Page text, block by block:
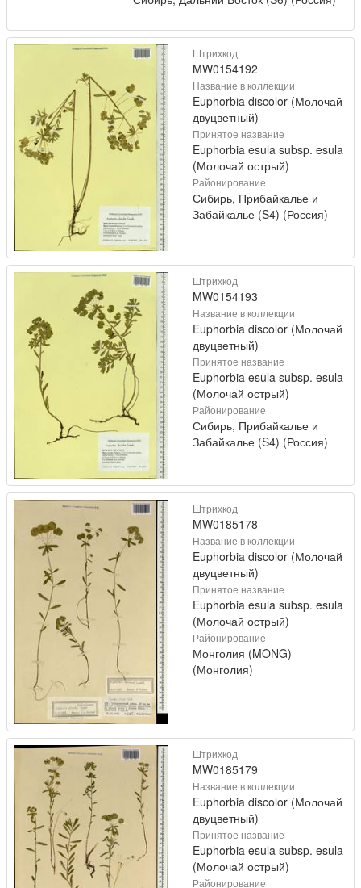
Штрихкод
MW0154192
Название в коллекции
Euphorbia discolor (Молочай
двуцветный)
Принятое название
Euphorbia esula subsp. esula
(Молочай острый)
Районирование
Сибирь, Прибайкалье и
Забайкалье (S4) (Россия)
Штрихкод
MW0154193
Название в коллекции
Euphorbia discolor (Молочай
двуцветный)
Принятое название
Euphorbia esula subsp. esula
(Молочай острый)
Районирование
Сибирь, Прибайкалье и
Забайкалье (S4) (Россия)
Штрихкод
MW0185178
Название в коллекции
Euphorbia discolor (Молочай
двуцветный)
Принятое название
Euphorbia esula subsp. esula
(Молочай острый)
Районирование
Монголия (MONG)
(Монголия)
Штрихкод
MW0185179
Название в коллекции
Euphorbia discolor (Молочай
двуцветный)
Принятое название
Euphorbia esula subsp. esula
(Молочай острый)
Районирование